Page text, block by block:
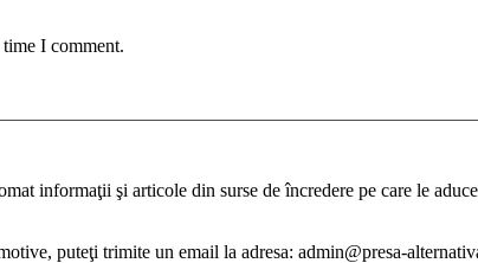
I comment.
informaţii şi articole din surse de încredere pe care le
puteţi trimite un email la adresa: admin@presa-